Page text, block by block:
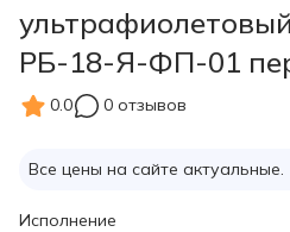
РБ-18-Я-ФП-01
0.0 0 отзывов
Все цены на сайте актуальные.
Исполнение